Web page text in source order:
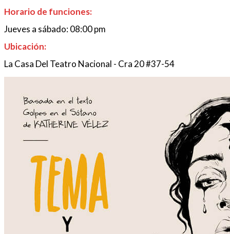
Horario de funciones:
Jueves a sábado: 08:00 pm
Ubicación:
La Casa Del Teatro Nacional - Cra 20 #37-54